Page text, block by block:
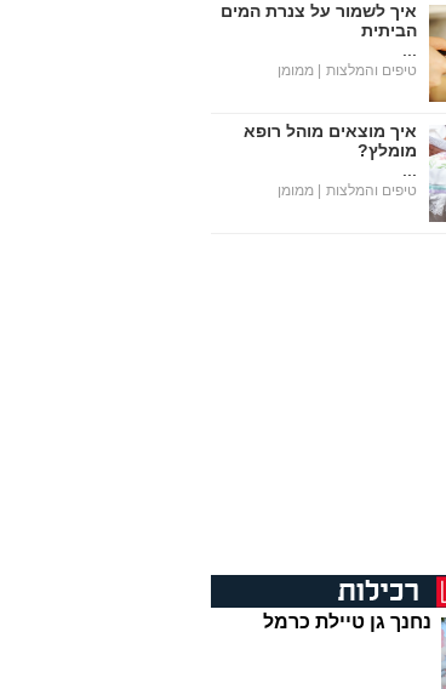
איך לשמור על צנרת המים
הביתית
טיפים והמלצות | ממומן
איך מוצאים מוהל רופא
מומלץ?
טיפים והמלצות | ממומן
נחנך גן טיילת כרמל